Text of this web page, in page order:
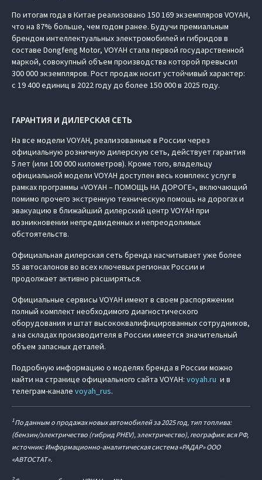
По итогам года в Китае реализовано 150 169 экземпляров VOYAH,
что на 87% больше, чем годом ранее. Будучи премиальным
брендом интеллектуальных электромобилей и гибридов в
составе Dongfeng Motor, VOYAH стала первой государственной
маркой, совокупный объем производства которой превысил
300 000 экземпляров. Рост продаж носит устойчивый характер:
с 19 400 единиц в 2022 году до более 150 000 в 2025 году.
ГАРАНТИЯ И ДИЛЕРСКАЯ СЕТЬ
На все модели VOYAH, реализованные в России через
официальную розничную дилерскую сеть, действует гарантия
5 лет (или 100 000 километров). Кроме того, владельцу
официальной модели VOYAH доступен весь комплекс услуг в
рамках программы «VOYAH – ПОМОЩЬ НА ДОРОГЕ», включающий
помимо прочего экстренную техническую помощь на дорогах и
эвакуацию в ближайший дилерский центр VOYAH при
возникновении непредвиденных и непреодолимых
обстоятельств.
Официальная дилерская сеть бренда насчитывает уже более
55 автосалонов во всех ключевых регионах России и
продолжает активно расширяться.
Официальные сервисы VOYAH имеют в своем распоряжении
полный комплект необходимого диагностического
оборудования и штат высококвалифицированных сотрудников,
а на складах производителя в России имеется значительный
объем запасных деталей.
Подробную информацию о моделях бренда в России можно
найти на странице официального сайта VOYAH: voyah.ru и в
телеграм-канале voyah_rus.
1По данным о продажах новых автомобилей за 2025 год, тип топлива:
(бензин/электричество (гибрид PHEV), электричество), география: вся РФ,
источник: Информационно-аналитическая система «РАДАР» ООО
«АВТОСТАТ».